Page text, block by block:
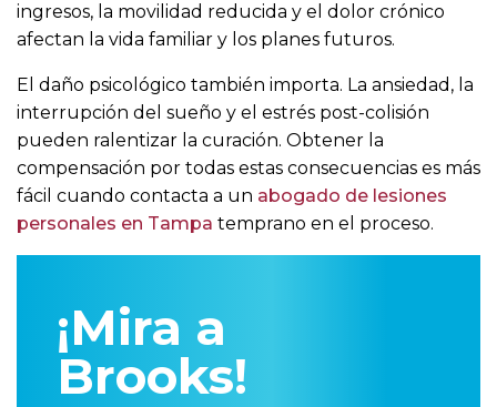
ingresos, la movilidad reducida y el dolor crónico
afectan la vida familiar y los planes futuros.
El daño psicológico también importa. La ansiedad, la
interrupción del sueño y el estrés post-colisión
pueden ralentizar la curación. Obtener la
compensación por todas estas consecuencias es más
fácil cuando contacta a un abogado de lesiones
personales en Tampa temprano en el proceso.
¡Mira a
Brooks!